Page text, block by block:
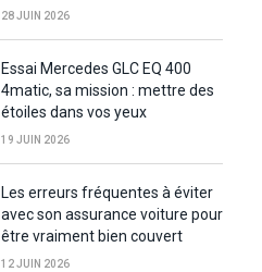
28 JUIN 2026
Essai Mercedes GLC EQ 400
4matic, sa mission : mettre des
étoiles dans vos yeux
19 JUIN 2026
Les erreurs fréquentes à éviter
avec son assurance voiture pour
être vraiment bien couvert
12 JUIN 2026